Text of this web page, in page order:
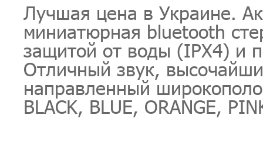
Лучшая цена в Украине.
миниатюрная bluetooth
защитой от воды (IPX4) и
Отличный звук,
направленный
BLACK, BLUE, ORANGE,